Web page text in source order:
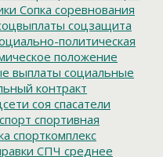
Сопка соревнования
соцзащита
политическая
положение
выплаты социальные
контракт
соя спасатели
спорт спортивная
спорткомплекс
СПЧ среднее